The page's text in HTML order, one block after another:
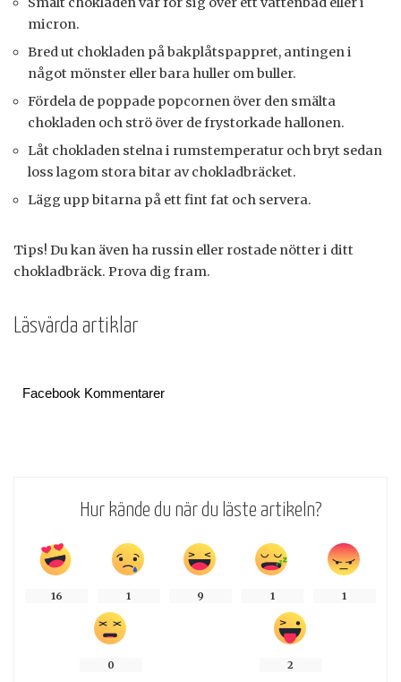
micron.
Bred ut chokladen på bakplåtspappret, antingen i
något mönster eller bara huller om buller.
Fördela de poppade popcornen över den smälta
chokladen och strö över de frystorkade hallonen.
Låt chokladen stelna i rumstemperatur och bryt sedan
loss lagom stora bitar av chokladbräcket.
Lägg upp bitarna på ett fint fat och servera.
Tips! Du kan även ha russin eller rostade nötter i ditt
chokladbräck. Prova dig fram.
Läsvärda artiklar
Facebook Kommentarer
Hur kände du när du läste artikeln?
16 1 9 1 1
0 2